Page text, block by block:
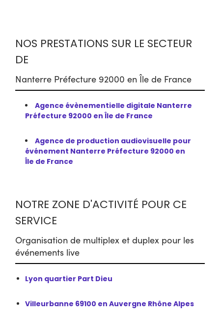
NOS PRESTATIONS SUR LE SECTEUR
DE
Nanterre Préfecture 92000 en Île de France
Agence évènementielle digitale Nanterre
Préfecture 92000 en Île de France
Agence de production audiovisuelle pour
événement Nanterre Préfecture 92000 en
Île de France
NOTRE ZONE D'ACTIVITÉ POUR CE
SERVICE
Organisation de multiplex et duplex pour les
événements live
Lyon quartier Part Dieu
Villeurbanne 69100 en Auvergne Rhône Alpes